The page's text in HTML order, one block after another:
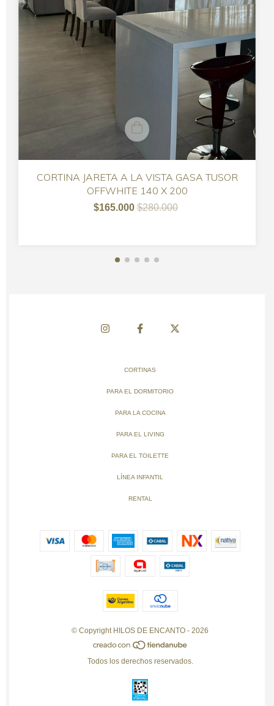
CORTINA JARETA A LA VISTA GASA TUSOR
OFFWHITE 140 X 200
$165.000$280.000
CORTINAS
PARA EL DORMITORIO
PARA LA COCINA
PARA EL LIVING
PARA EL TOILETTE
LÍNEA INFANTIL
RENTAL
© Copyright HILOS DE ENCANTO - 2026
Todos los derechos reservados.